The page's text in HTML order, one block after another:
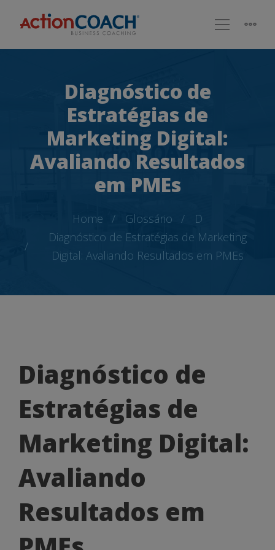
Diagnóstico de
Estratégias de
Marketing Digital:
Avaliando Resultados
em PMEs
Home Glossário
D
Diagnóstico de Estratégias de Marketing
Digital: Avaliando Resultados em PMEs
Diagnóstico
de
Estratégias
de
Marketing
Digital:
Avaliando
Resultados
Diagnóstico de
Estratégias de
Marketing Digital:
Avaliando
Resultados em